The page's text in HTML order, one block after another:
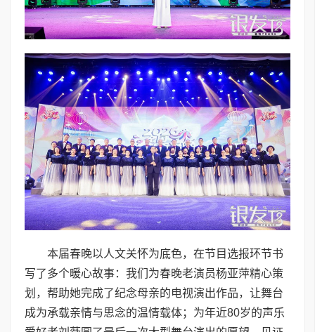
本届春晚以人文关怀为底色，在节目选报环节书
写了多个暖心故事：我们为春晚老演员杨亚萍精心策
划，帮助她完成了纪念母亲的电视演出作品，让舞台
成为承载亲情与思念的温情载体；为年近80岁的声乐